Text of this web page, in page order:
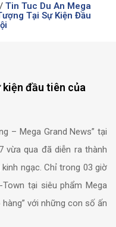
/ Tin Tuc Du An Mega
Tại Sự Kiện Đầu
đầu tiên của
– Mega Grand News” tại
vừa qua đã diễn ra thành
ngạc. Chỉ trong 03 giờ
tại siêu phẩm Mega
với những con số ấn